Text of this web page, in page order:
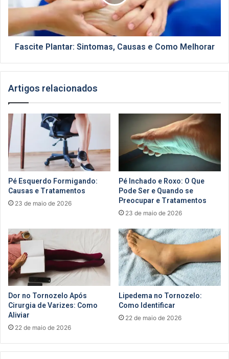
Melhorar
Fascite Plantar: Sintomas, Causas e Como Melhorar
Artigos relacionados
Pé Esquerdo Formigando:
Causas e Tratamentos
23 de maio de 2026
Pé Inchado e Roxo: O Que
Pode Ser e Quando se
Preocupar e Tratamentos
23 de maio de 2026
Dor no Tornozelo Após
Cirurgia de Varizes: Como
Aliviar
22 de maio de 2026
Lipedema no Tornozelo:
Como Identificar
22 de maio de 2026